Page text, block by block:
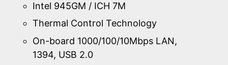
Intel 945GM / ICH 7M
Thermal Control Technology
On-board 1000/100/10Mbps LAN,
1394, USB 2.0